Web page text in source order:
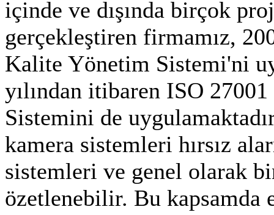
içinde ve dışında birçok
gerçekleştiren firmamız,
Kalite Yönetim Sistemi'ni
yılından itibaren ISO
Sistemini de
kamera sistemleri hırsız
sistemleri ve genel olarak
özetlenebilir. Bu kapsamda